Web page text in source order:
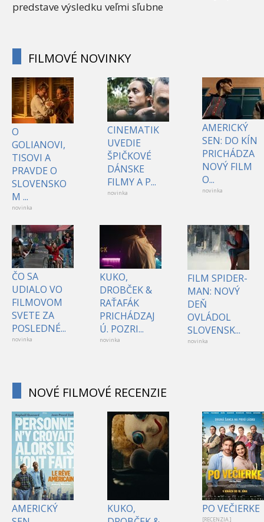
predstave výsledku veľmi sľubne
FILMOVÉ NOVINKY
O
GOLIANOVI,
TISOVI A
PRAVDE O
SLOVENSKO
M ...
novinka
CINEMATIK
UVEDIE
ŠPIČKOVÉ
DÁNSKE
FILMY A P...
novinka
AMERICKÝ
SEN: DO KÍN
PRICHÁDZA
NOVÝ FILM
O...
novinka
ČO SA
UDIALO VO
FILMOVOM
SVETE ZA
POSLEDNÉ...
novinka
KUKO,
DROBČEK &
RAŤAFÁK
PRICHÁDZAJ
Ú. POZRI...
novinka
FILM SPIDER-
MAN: NOVÝ
DEŇ
OVLÁDOL
SLOVENSK...
novinka
NOVÉ FILMOVÉ RECENZIE
AMERICKÝ
KUKO,
PO VEČIERKE
[RECENZIA ]